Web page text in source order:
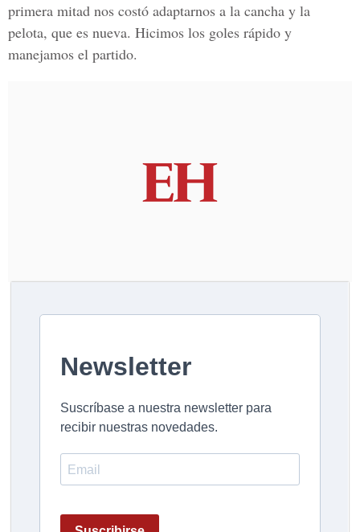
primera mitad nos costó adaptarnos a la cancha y la
pelota, que es nueva. Hicimos los goles rápido y
manejamos el partido.